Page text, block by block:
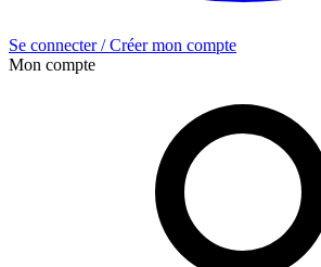
Se connecter / Créer mon compte
Mon compte